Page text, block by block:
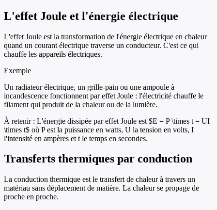
L'effet Joule et l'énergie électrique
L'effet Joule est la transformation de l'énergie électrique en chaleur
quand un courant électrique traverse un conducteur. C'est ce qui
chauffe les appareils électriques.
Exemple
Un radiateur électrique, un grille-pain ou une ampoule à
incandescence fonctionnent par effet Joule : l'électricité chauffe le
filament qui produit de la chaleur ou de la lumière.
À retenir : L'énergie dissipée par effet Joule est $E = P \times t = UI
\times t$ où P est la puissance en watts, U la tension en volts, I
l'intensité en ampères et t le temps en secondes.
Transferts thermiques par conduction
La conduction thermique est le transfert de chaleur à travers un
matériau sans déplacement de matière. La chaleur se propage de
proche en proche.